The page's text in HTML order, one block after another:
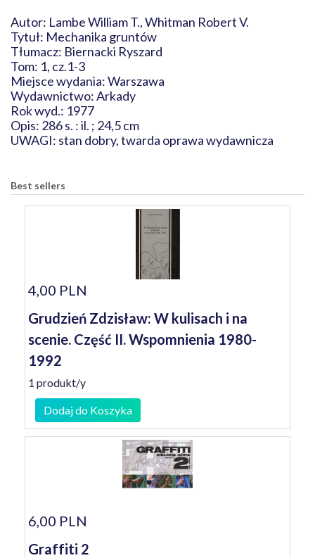
Autor: Lambe William T., Whitman Robert V.
Tytuł: Mechanika gruntów
Tłumacz: Biernacki Ryszard
Tom: 1, cz.1-3
Miejsce wydania: Warszawa
Wydawnictwo: Arkady
Rok wyd.: 1977
Opis: 286 s. : il. ; 24,5 cm
UWAGI: stan dobry, twarda oprawa wydawnicza
Best sellers
4,00 PLN
Grudzień Zdzisław: W kulisach i na
scenie. Część II. Wspomnienia 1980-
1992
1 produkt/y
Dodaj do Koszyka
6,00 PLN
Graffiti 2